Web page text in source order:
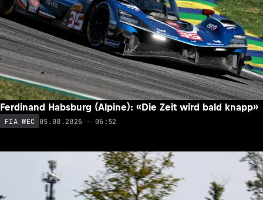
Ferdinand Habsburg (Alpine): «Die Zeit wird bald knapp»
FIA WEC 05.08.2026 - 06:52